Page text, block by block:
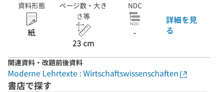
資料形態
紙
ページ数・大き
さ等
23 cm
NDC
-
詳細を見
る
関連資料・改題前後資料
Moderne Lehrtexte : Wirtschaftswissenschaften
書店で探す